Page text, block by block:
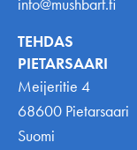
TEHDAS
PIETARSAARI
Meijeritie 4
68600 Pietarsaari
Suomi